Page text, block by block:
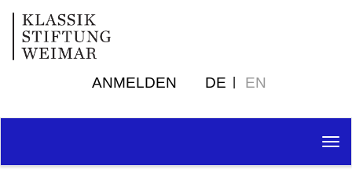
ANMELDEN DE EN